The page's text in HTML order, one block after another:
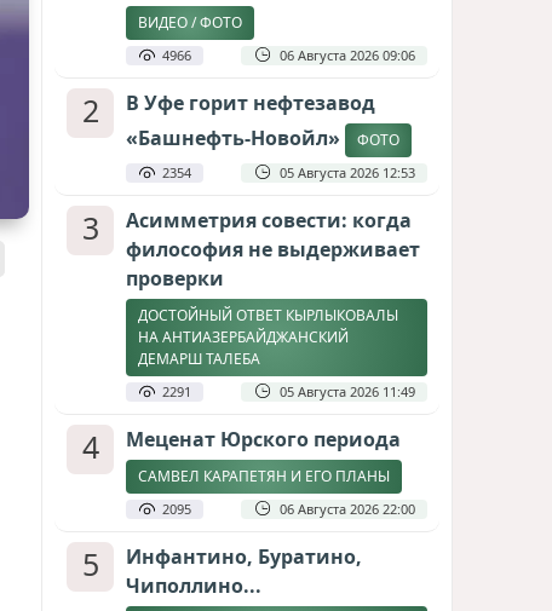
ВИДЕО / ФОТО
4966 06 Августа 2026 09:06
2
В Уфе горит нефтезавод
«Башнефть-Новойл»
ФОТО
2354 05 Августа 2026 12:53
3
Асимметрия совести: когда
философия не выдерживает
проверки
ДОСТОЙНЫЙ ОТВЕТ КЫРЛЫКОВАЛЫ
НА АНТИАЗЕРБАЙДЖАНСКИЙ
ДЕМАРШ ТАЛЕБА
2291 05 Августа 2026 11:49
4 Меценат Юрского периода
САМВЕЛ КАРАПЕТЯН И ЕГО ПЛАНЫ
2095 06 Августа 2026 22:00
5
Инфантино, Буратино,
Чиполлино...